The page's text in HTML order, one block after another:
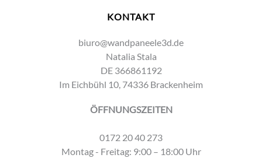
KONTAKT
biuro@wandpaneele3d.de
Natalia Stala
DE 366861192
Im Eichbühl 10, 74336 Brackenheim
ÖFFNUNGSZEITEN
0172 20 40 273
Montag - Freitag: 9:00 – 18:00 Uhr